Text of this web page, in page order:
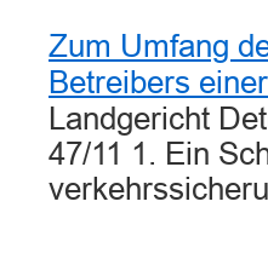
Zum Umfang
Betreibers
Landgericht
47/11 1. Ein